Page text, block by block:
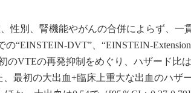
性別、腎機能やがんの合併によらず、一
“EINSTEIN‐DVT”、“EINSTEIN-
のVTEの再発抑制をめぐり、ハザード比
最初の大出血+臨床上重大な出血のハザ